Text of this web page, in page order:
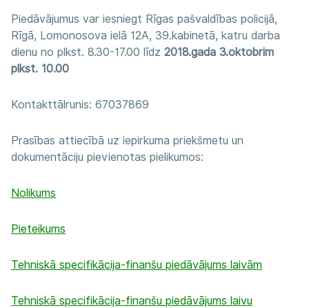
Piedāvājumus var iesniegt Rīgas pašvaldības policijā,
Rīgā, Lomonosova ielā 12A, 39.kabinetā, katru darba
dienu no plkst. 8.30-17.00 līdz 2018.gada 3.oktobrim
plkst. 10.00
Kontakttālrunis: 67037869
Prasības attiecībā uz iepirkuma priekšmetu un
dokumentāciju pievienotas pielikumos:
Nolikums
Pieteikums
Tehniskā specifikācija-finanšu piedāvājums laivām
Tehniskā specifikācija-finanšu piedāvājums laivu